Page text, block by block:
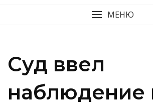
МЕНЮ
Суд ввел
наблюдение